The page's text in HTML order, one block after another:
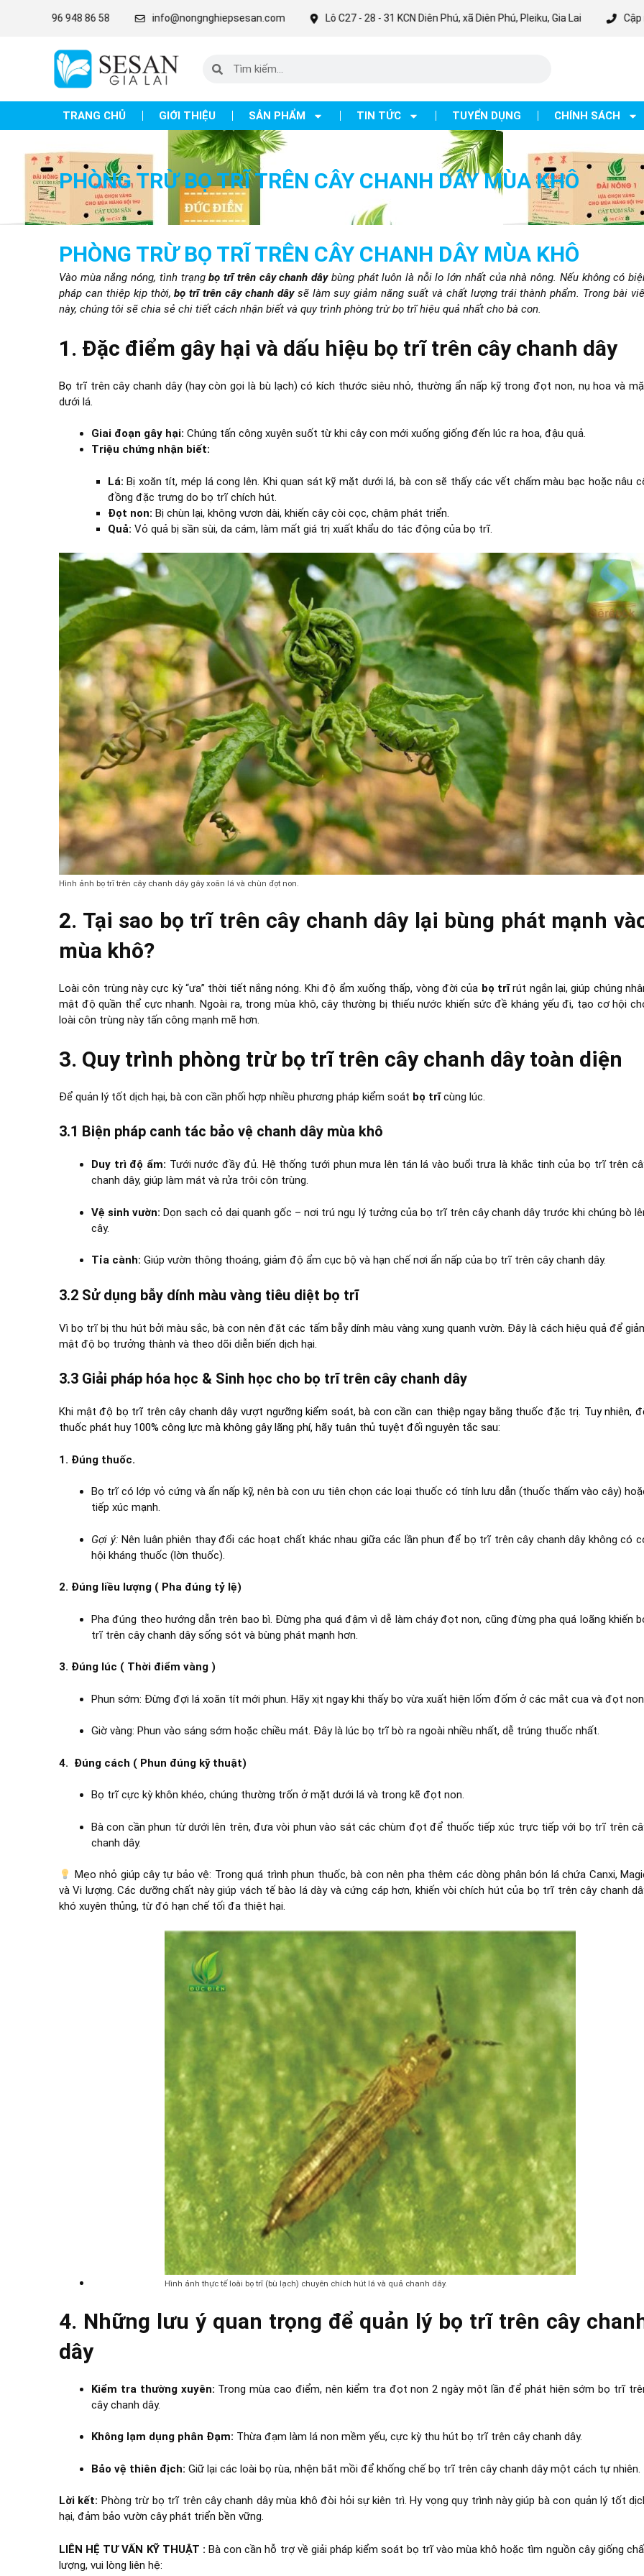
info@nongnghiepsesan.com Lô C27 - 28 - 31 KCN Diên Phú, xã Diên Phú, Pleiku, Gia Lai Cập nhật
TRANG CHỦ GIỚI THIỆU SẢN PHẨM TIN TỨC TUYỂN DỤNG CHÍNH SÁCH
PHÒNG TRỪ BỌ TRĨ TRÊN CÂY CHANH DÂY MÙA KHÔ
PHÒNG TRỪ BỌ TRĨ TRÊN CÂY CHANH DÂY MÙA KHÔ
Vào mùa nắng nóng, tình trạngbọ trĩ trên cây chanh dâybùng phát luôn là nỗi lo lớn nhất của nhà nông. Nếu không có
pháp can thiệp kịp thời,bọ trĩ trên cây chanh dâysẽ làm suy giảm năng suất và chất lượng trái thành phẩm. Trong bài
này, chúng tôi sẽ chia sẻ chi tiết cách nhận biết và quy trình phòng trừ bọ trĩ hiệu quả nhất cho bà con.
1. Đặc điểm gây hại và dấu hiệu bọ trĩ trên cây chanh dây
Bọ trĩtrên cây chanh dây (hay còn gọi là bù lạch) có kích thước siêu nhỏ, thường ẩn nấp kỹ trong đọt non, nụ hoa và
dưới lá.
Giai đoạn gây hại: Chúng tấn công xuyên suốt từ khi cây con mới xuống giống đến lúc ra hoa, đậu quả.
Triệu chứng nhận biết:
Lá: Bị xoăn tít, mép lá cong lên. Khi quan sát kỹ mặt dưới lá, bà con sẽ thấy các vết chấm màu bạc hoặc nâu
đồng đặc trưng do bọ trĩ chích hút.
Đọt non: Bị chùn lại, không vươn dài, khiến cây còi cọc, chậm phát triển.
Quả: Vỏ quả bị sần sùi, da cám, làm mất giá trị xuất khẩu do tác động của bọ trĩ.
Hình ảnh bọ trĩ trên cây chanh dây gây xoăn lá và chùn đọt non.
2. Tại sao bọ trĩ trên cây chanh dây lại bùng phát mạnh
mùa khô?
Loài côn trùng này cực kỳ “ưa” thời tiết nắng nóng. Khi độ ẩm xuống thấp, vòng đời của bọ trĩrút ngắn lại, giúp chúng
mật độ quần thể cực nhanh. Ngoài ra, trong mùa khô, cây thường bị thiếu nước khiến sức đề kháng yếu đi, tạo cơ hội
loài côn trùng này tấn công mạnh mẽ hơn.
3. Quy trình phòng trừ bọ trĩ trên cây chanh dây toàn diện
Để quản lý tốt dịch hại, bà con cần phối hợp nhiều phương pháp kiểm soát bọ trĩcùng lúc.
3.1 Biện pháp canh tác bảo vệ chanh dây mùa khô
Duy trì độ ẩm: Tưới nước đầy đủ. Hệ thống tưới phun mưa lên tán lá vào buổi trưa là khắc tinh của bọ trĩ trên
chanh dây, giúp làm mát và rửa trôi côn trùng.
Vệ sinh vườn: Dọn sạch cỏ dại quanh gốc – nơi trú ngụ lý tưởng của bọ trĩ trên cây chanh dây trước khi chúng bò
cây.
Tỉa cành: Giúp vườn thông thoáng, giảm độ ẩm cục bộ và hạn chế nơi ẩn nấp của bọ trĩ trên cây chanh dây.
3.2 Sử dụng bẫy dính màu vàng tiêu diệt bọ trĩ
Vì bọ trĩ bị thu hút bởi màu sắc, bà con nên đặt các tấm bẫy dính màu vàng xung quanh vườn. Đây là cách hiệu quả để
mật độ bọ trưởng thành và theo dõi diễn biến dịch hại.
3.3 Giải pháp hóa học & Sinh học cho bọ trĩ trên cây chanh dây
Khi mậtđộ bọ trĩ trên cây chanh dâyvượt ngưỡng kiểm soát, bà con cần can thiệp ngay bằng thuốc đặc trị. Tuy nhiên,
thuốc phát huy 100% công lực mà không gây lãng phí, hãy tuân thủ tuyệt đối nguyên tắc sau:
1. Đúng thuốc.
Bọ trĩ có lớp vỏ cứng và ẩn nấp kỹ, nên bà con ưu tiên chọn các loại thuốc có tính lưu dẫn (thuốc thấm vào cây)
tiếp xúc mạnh.
Gợi ý: Nên luân phiên thay đổi các hoạt chất khác nhau giữa các lần phun để bọ trĩ trên cây chanh dây không có
hội kháng thuốc (lờn thuốc).
2. Đúng liều lượng ( Pha đúng tỷ lệ)
Pha đúng theo hướng dẫn trên bao bì. Đừng pha quá đậm vì dễ làm cháy đọt non, cũng đừng pha quá loãng khiến
trĩ trên cây chanh dây sống sót và bùng phát mạnh hơn.
3. Đúng lúc ( Thời điểm vàng )
Phun sớm: Đừng đợi lá xoăn tít mới phun. Hãy xịt ngay khi thấy bọ vừa xuất hiện lốm đốm ở các mắt cua và đọt
Giờ vàng: Phun vào sáng sớm hoặc chiều mát. Đây là lúc bọ trĩ bò ra ngoài nhiều nhất, dễ trúng thuốc nhất.
4. Đúng cách ( Phun đúng kỹ thuật)
Bọ trĩ cực kỳ khôn khéo, chúng thường trốn ở mặt dưới lá và trong kẽ đọt non.
Bà con cần phun từ dưới lên trên, đưa vòi phun vào sát các chùm đọt để thuốc tiếp xúc trực tiếp với bọ trĩ trên
chanh dây.
Mẹo nhỏ giúp cây tự bảo vệ: Trong quá trình phun thuốc, bà con nên pha thêm các dòng phân bón lá chứa Canxi,
và Vi lượng. Các dưỡng chất này giúp vách tế bào lá dày và cứng cáp hơn, khiến vòi chích hút của bọ trĩ trên cây chanh
khó xuyên thủng, từ đó hạn chế tối đa thiệt hại.
Hình ảnh thực tế loài bọ trĩ (bù lạch) chuyên chích hút lá và quả chanh dây.
4. Những lưu ý quan trọng để quản lý bọ trĩ trên cây
dây
Kiểm tra thường xuyên: Trong mùa cao điểm, nên kiểm tra đọt non 2 ngày một lần để phát hiện sớm bọ trĩ
cây chanh dây.
Không lạm dụng phân Đạm: Thừa đạm làm lá non mềm yếu, cực kỳ thu hút bọ trĩ trên cây chanh dây.
Bảo vệ thiên địch: Giữ lại các loài bọ rùa, nhện bắt mồi để khống chế bọ trĩ trên cây chanh dây một cách tự nhiên.
Lời kết: Phòng trừ bọ trĩ trên cây chanh dây mùa khô đòi hỏi sự kiên trì. Hy vọng quy trình này giúp bà con quản lý tốt
hại, đảm bảo vườn cây phát triển bền vững.
LIÊN HỆ TƯ VẤN KỸ THUẬT : Bà con cần hỗ trợ về giải pháp kiểm soát bọ trĩ vào mùa khô hoặc tìm nguồn cây giống
lượng, vui lòng liên hệ: